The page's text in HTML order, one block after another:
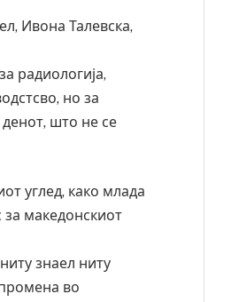
Ивона Талевска,
радиологија,
но за
денот, што не се
углед, како млада
за македонскиот
знаел ниту
во